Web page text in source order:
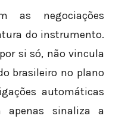
as negociações
do instrumento.
si só, não vincula
brasileiro no plano
automáticas
apenas sinaliza a